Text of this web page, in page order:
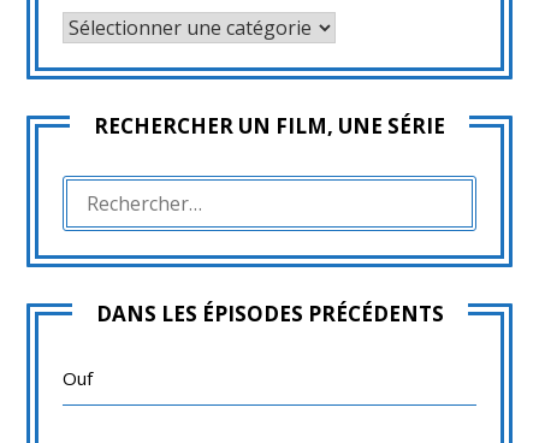
CATÉGORIES
RECHERCHER UN FILM, UNE SÉRIE
DANS LES ÉPISODES PRÉCÉDENTS
Ouf